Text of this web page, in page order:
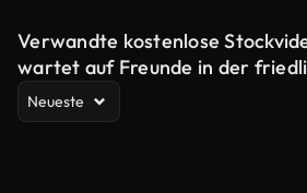
Verwandte kostenlose
wartet auf Freunde in der
Neueste